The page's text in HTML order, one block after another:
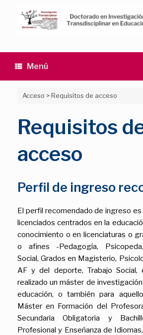
contenido
Menú
Acceso >Requisitos de acceso
Requisitos
acceso
Perfil de ingreso
El perfil recomendado de ingreso
licenciados centrados en la
conocimiento o en licenciaturas o
o afines -Pedagogía,
Social, Grados en Magisterio,
AF y del deporte, Trabajo
realizado un máster de
educación, o también para
Máster en Formación del
Secundaria Obligatoria y
Profesional y Enseñanza de